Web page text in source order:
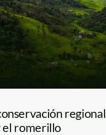
el romerillo